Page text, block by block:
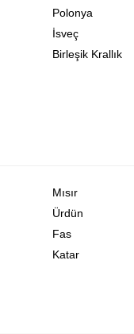
Polonya
İsveç
Birleşik Krallık
Mısır
Ürdün
Fas
Katar